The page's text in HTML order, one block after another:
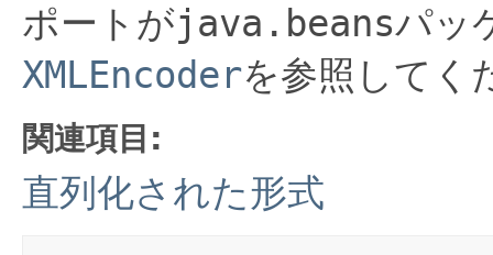
ポートがjava.beansパッ
XMLEncoderを参照してく
関連項目:
直列化された形式